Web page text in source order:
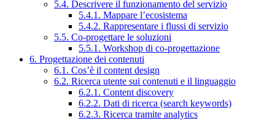
5.4. Descrivere il funzionamento del servizio
5.4.1. Mappare l’ecosistema
5.4.2. Rappresentare i flussi di servizio
5.5. Co-progettare le soluzioni
5.5.1. Workshop di co-progettazione
6. Progettazione dei contenuti
6.1. Cos’è il content design
6.2. Ricerca utente sui contenuti e il linguaggio
6.2.1. Content discovery
6.2.2. Dati di ricerca (search keywords)
6.2.3. Ricerca tramite analytics